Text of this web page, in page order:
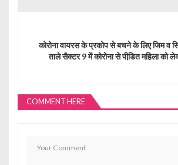
कोरोना वायरस के प्रकोप से बचने के लिए जिम व
ताले सैक्टर 9 में कोरोना से पीडि़त महिला
COMMENT HERE